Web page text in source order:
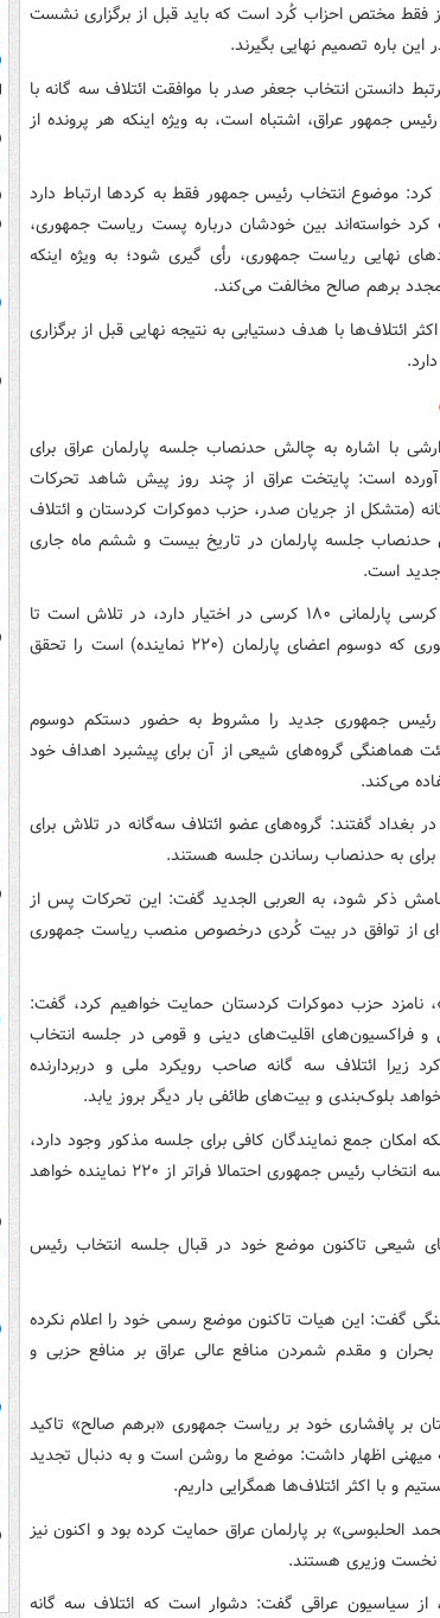
فقط مختص احزاب کُرد است که باید قبل از برگزاری نشست
باره تصمیم نهایی بگیرند.
دانستن انتخاب جعفر صدر با موافقت ائتلاف سه گانه با
جمهور عراق، اشتباه است، به ویژه اینکه هر پرونده از
موضوع انتخاب رئیس جمهور فقط به کردها ارتباط دارد
کرد خواسته‌اند بین خودشان درباره پست ریاست جمهوری،
نهایی ریاست جمهوری، رأی گیری شود؛ به ویژه اینکه
برهم صالح مخالفت می‌کند.
ائتلاف‌ها با هدف دستیابی به نتیجه نهایی قبل از برگزاری
با اشاره به چالش حدنصاب جلسه پارلمان عراق برای
است: پایتخت عراق از چند روز پیش شاهد تحرکات
(متشکل از جریان صدر، حزب دموکرات کردستان و ائتلاف
جلسه پارلمان در تاریخ بیست و ششم ماه جاری
جدید است.
ائتلاف سه گانه که از مجموع ۳۲۹ کرسی پارلمانی ۱۸۰ کرسی در اختیار دارد، در تلاش است تا
حدنصاب جلسه انتخاب رئیس جمهوری که دوسوم اعضای پارلمان (۲۲۰ نماینده) است را تحقق
رئیس جمهوری جدید را مشروط به حضور دستکم دوسوم
هماهنگی گروه‌های شیعی از آن برای پیشبرد اهداف خود
می‌کند.
بغداد گفتند: گروه‌های عضو ائتلاف سه‌گانه در تلاش برای
برای به حدنصاب رساندن جلسه هستند.
ذکر شود، به العربی الجدید گفت: این تحرکات پس از
از توافق در بیت کُردی درخصوص منصب ریاست جمهوری
نامزد حزب دموکرات کردستان حمایت خواهیم کرد، گفت:
و فراکسیون‌های اقلیت‌های دینی و قومی در جلسه انتخاب
زیرا ائتلاف سه گانه صاحب رویکرد ملی و دربردارنده
بلوک‌بندی و بیت‌های طائفی بار دیگر بروز یابد.
امکان جمع نمایندگان کافی برای جلسه مذکور وجود دارد،
گفت: شمار نمایندگان حاضر در جلسه انتخاب رئیس جمهوری احتمالا فراتر از ۲۲۰ نماینده خواهد
شیعی تاکنون موضع خود در قبال جلسه انتخاب رئیس
گفت: این هیات تاکنون موضع رسمی خود را اعلام نکرده
و مقدم شمردن منافع عالی عراق بر منافع حزبی و
بر پافشاری خود بر ریاست جمهوری «برهم صالح» تاکید
میهنی اظهار داشت: موضع ما روشن است و به دنبال تجدید
و با اکثر ائتلاف‌ها همگرایی داریم.
الحلبوسی» بر پارلمان عراق حمایت کرده بود و اکنون نیز
نخست وزیری هستند.
از سیاسیون عراقی گفت: دشوار است که ائتلاف سه گانه